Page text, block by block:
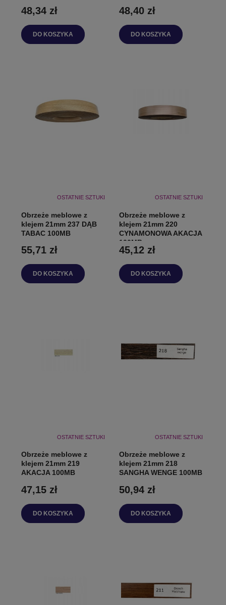
48,34 zł
DO KOSZYKA
48,40 zł
DO KOSZYKA
OSTATNIE SZTUKI
Obrzeże meblowe z
klejem 21mm 237 DĄB
TABAC 100MB
55,71 zł
DO KOSZYKA
OSTATNIE SZTUKI
Obrzeże meblowe z
klejem 21mm 220
CYNAMONOWA AKACJA
100MB
45,12 zł
DO KOSZYKA
OSTATNIE SZTUKI
Obrzeże meblowe z
klejem 21mm 219
AKACJA 100MB
47,15 zł
DO KOSZYKA
OSTATNIE SZTUKI
Obrzeże meblowe z
klejem 21mm 218
SANGHA WENGE 100MB
50,94 zł
DO KOSZYKA